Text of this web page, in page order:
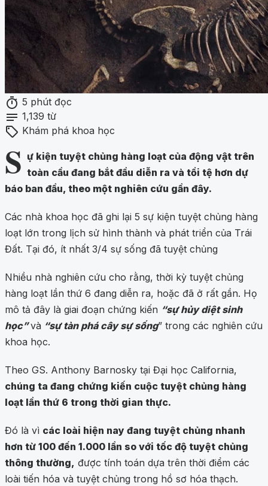
timer 5 phút đọc
notes 1,139 từ
sell Khám phá khoa học
S ự kiện tuyệt chủng hàng loạt của động vật trên
toàn cầu đang bắt đầu diễn ra và tồi tệ hơn dự
báo ban đầu, theo một nghiên cứu gần đây.
Các nhà khoa học đã ghi lại 5 sự kiện tuyệt chủng hàng
loạt lớn trong lịch sử hình thành và phát triển của Trái
Đất. Tại đó, ít nhất 3/4 sự sống đã tuyệt chủng
Nhiều nhà nghiên cứu cho rằng, thời kỳ tuyệt chủng
hàng loạt lần thứ 6 đang diễn ra, hoặc đã ở rất gần. Họ
mô tả đây là giai đoạn chứng kiến “sự hủy diệt sinh
học”và “sự tàn phá cây sự sống” trong các nghiên cứu
khoa học.
Theo GS. Anthony Barnosky tại Đại học California,
chúng ta đang chứng kiến cuộc tuyệt chủng hàng
loạt lần thứ 6 trong thời gian thực.
Đó là vì các loài hiện nay đang tuyệt chủng nhanh
hơn từ 100 đến 1.000 lần so với tốc độ tuyệt chủng
thông thường, được tính toán dựa trên thời điểm các
loài tiến hóa và tuyệt chủng trong hồ sơ hóa thạch.